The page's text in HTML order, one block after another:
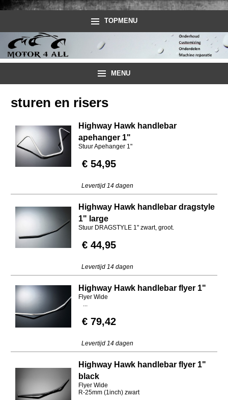
TOPMENU
MENU
sturen en risers
Highway Hawk handlebar
apehanger 1"
Stuur Apehanger 1"
€ 54,95
Levertijd 14 dagen
Highway Hawk handlebar dragstyle
1" large
Stuur DRAGSTYLE 1" zwart, groot.
€ 44,95
Levertijd 14 dagen
Highway Hawk handlebar flyer 1"
Flyer Wide
...
€ 79,42
Levertijd 14 dagen
Highway Hawk handlebar flyer 1"
black
Flyer Wide
R-25mm (1inch) zwart